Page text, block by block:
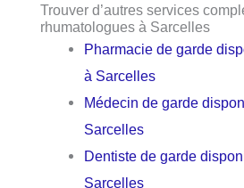
Trouver d’autres services
rhumatologues à Sarcelles
Pharmacie de garde
à Sarcelles
Médecin de garde
Sarcelles
Dentiste de garde
Sarcelles